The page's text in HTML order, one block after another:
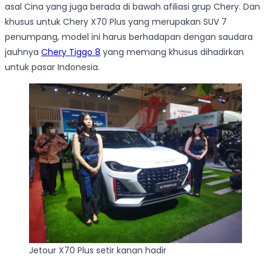
asal Cina yang juga berada di bawah afiliasi grup Chery. Dan
khusus untuk Chery X70 Plus yang merupakan SUV 7
penumpang, model ini harus berhadapan dengan saudara
jauhnya Chery Tiggo 8 yang memang khusus dihadirkan
untuk pasar Indonesia.
Jetour X70 Plus setir kanan hadir